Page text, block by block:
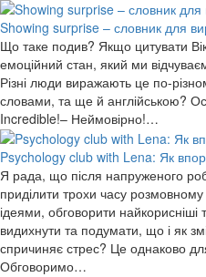
Showing surprise – словник для
Що таке подив? Якщо цитувати
емоційний стан, який ми
Різні люди виражають це по-
словами, та ще й англійською?
Incredible!– Неймовірно!…
Psychology club with Lena: Як
Я рада, що після напруженого
приділити трохи часу
ідеями, обговорити
видихнути та подумати, що і як
спричиняє стрес? Це однаково
Обговоримо…